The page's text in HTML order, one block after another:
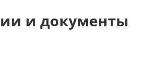
и документы